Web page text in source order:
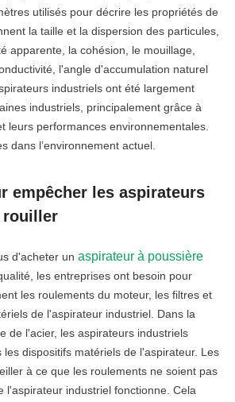
utilisés pour décrire les propriétés de
la taille et la dispersion des particules,
apparente, la cohésion, le mouillage,
l'angle d'accumulation naturel
industriels ont été largement
industriels, principalement grâce à
leurs performances environnementales.
dans l’environnement actuel.
empêcher les aspirateurs
rouiller
d'acheter unaspirateur à poussière
les entreprises ont besoin pour
les roulements du moteur, les filtres et
de l'aspirateur industriel. Dans la
de l'acier, les aspirateurs industriels
dispositifs matériels de l'aspirateur. Les
à ce que les roulements ne soient pas
l'aspirateur industriel fonctionne. Cela